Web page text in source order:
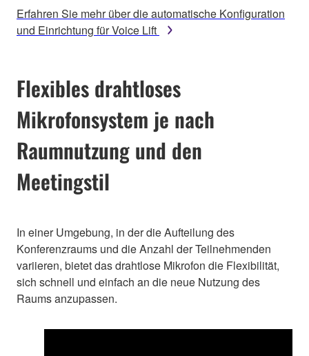
Erfahren Sie mehr über die automatische Konfiguration
und Einrichtung für Voice Lift
Flexibles drahtloses
Mikrofonsystem je nach
Raumnutzung und den
Meetingstil
In einer Umgebung, in der die Aufteilung des
Konferenzraums und die Anzahl der Teilnehmenden
variieren, bietet das drahtlose Mikrofon die Flexibilität,
sich schnell und einfach an die neue Nutzung des
Raums anzupassen.